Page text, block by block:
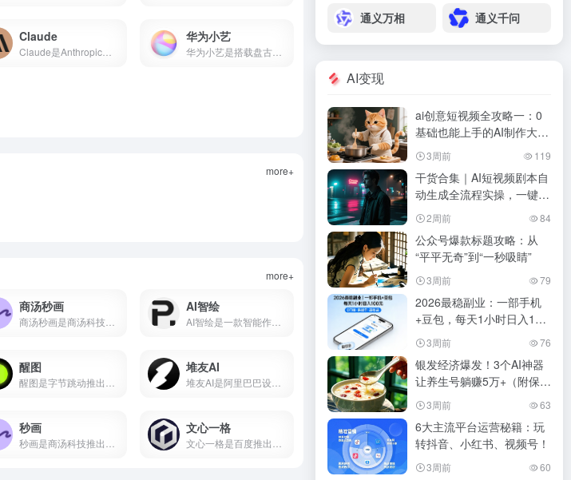
Claude 华为小艺
more+
more+
商汤秒画 AI智绘
醒图 堆友AI
秒画 文心一格
通义万相 通义千问
AI变现
ai创意短视频全攻略一：0
基础也能上手的AI制作大橘
猫做饭视频
3周前 119
干货合集｜AI短视频剧本自
动生成全流程实操，一键搞
定脚本+镜头+提示词！
2周前 84
公众号爆款标题攻略：从
“平平无奇”到“一秒吸睛”
3周前 79
2026最稳副业：一部手机
+豆包，每天1小时日入100
元 3周前 76
银发经济爆发！3个AI神器
让养生号躺赚5万+（附保姆
级教程）
3周前 63
6大主流平台运营秘籍：玩
转抖音、小红书、视频号！
3周前 60